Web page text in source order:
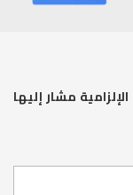
مشار إليها